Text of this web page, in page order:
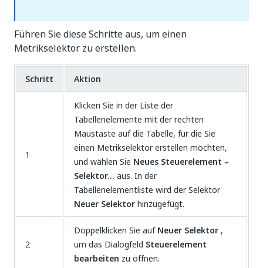
Führen Sie diese Schritte aus, um einen
Metrikselektor zu erstellen.
Schritt Aktion
1
Klicken Sie in der Liste der
Tabellenelemente mit der rechten
Maustaste auf die Tabelle, für die Sie
einen Metrikselektor erstellen möchten,
und wählen Sie Neues Steuerelement –
Selektor... aus. In der
Tabellenelementliste wird der Selektor
Neuer Selektorhinzugefügt.
2
Doppelklicken Sie aufNeuer Selektor ,
um das Dialogfeld Steuerelement
bearbeiten zu öffnen.